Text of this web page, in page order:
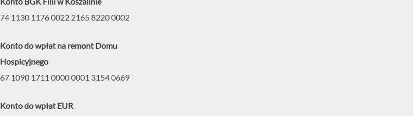
74 1130 1176 0022 2165 8220 0002
Konto do wpłat na remont Domu
Hospicyjnego
67 1090 1711 0000 0001 3154 0669
Konto do wpłat EUR